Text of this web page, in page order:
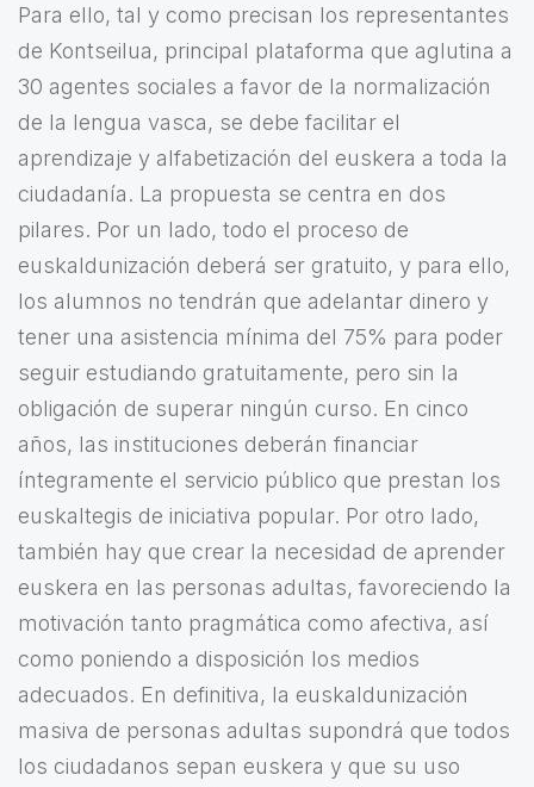
Para ello, tal y como precisan los representantes
de Kontseilua, principal plataforma que aglutina a
30 agentes sociales a favor de la normalización
de la lengua vasca, se debe facilitar el
aprendizaje y alfabetización del euskera a toda la
ciudadanía. La propuesta se centra en dos
pilares. Por un lado, todo el proceso de
euskaldunización deberá ser gratuito, y para ello,
los alumnos no tendrán que adelantar dinero y
tener una asistencia mínima del 75% para poder
seguir estudiando gratuitamente, pero sin la
obligación de superar ningún curso. En cinco
años, las instituciones deberán financiar
íntegramente el servicio público que prestan los
euskaltegis de iniciativa popular. Por otro lado,
también hay que crear la necesidad de aprender
euskera en las personas adultas, favoreciendo la
motivación tanto pragmática como afectiva, así
como poniendo a disposición los medios
adecuados. En definitiva, la euskaldunización
masiva de personas adultas supondrá que todos
los ciudadanos sepan euskera y que su uso